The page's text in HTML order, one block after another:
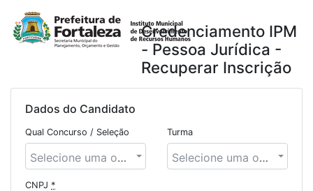
Credenciamento IPM
- Pessoa Jurídica -
Recuperar Inscrição
Dados do Candidato
Qual Concurso / Seleção
Selecione uma opção
Turma
Selecione uma opção
CNPJ *